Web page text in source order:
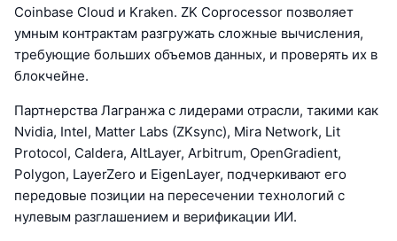
Coinbase Cloud и Kraken. ZK Coprocessor позволяет
умным контрактам разгружать сложные вычисления,
требующие больших объемов данных, и проверять их в
блокчейне.
Партнерства Лагранжа с лидерами отрасли, такими как
Nvidia, Intel, Matter Labs (ZKsync), Mira Network, Lit
Protocol, Caldera, AltLayer, Arbitrum, OpenGradient,
Polygon, LayerZero и EigenLayer, подчеркивают его
передовые позиции на пересечении технологий с
нулевым разглашением и верификации ИИ.